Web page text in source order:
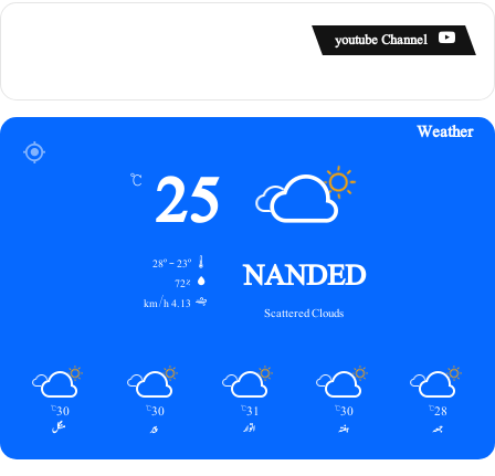
youtube Channel
Weather
NANDED
Scattered Clouds
25
℃
28º - 23º
72%
4.13 km/h
28
℃
جمعہ
30
℃
ہفتہ
31
℃
اتوار
30
℃
پیر
30
℃
منگل